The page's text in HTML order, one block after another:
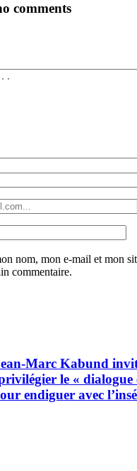
comments
nom, mon e-mail et mon
commentaire.
Marc Kabund
le « dialogue
endiguer avec